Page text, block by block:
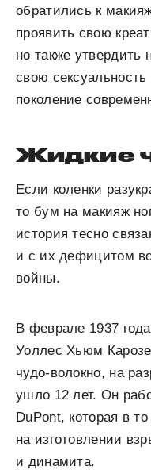
обратились к
проявить свою
но также утвердить
свою
поколение
Жидкие
Если коленки
то бум на макияж
история тесно
и с их дефицитом
войны.
В феврале 1937
Уоллес Хьюм
чудо-волокно, на
ушло 12 лет. Он
DuPont, которая в
на изготовлении
и динамита.